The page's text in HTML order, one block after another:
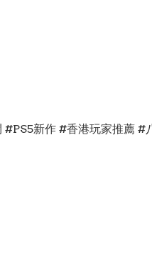
新作 #香港玩家推薦 #